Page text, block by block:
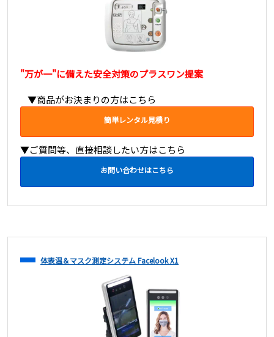
"万が一"に備えた安全対策のプラスワン提案
▼商品がお決まりの方はこちら
簡単レンタル見積り
▼ご質問等、直接相談したい方はこちら
お問い合わせはこちら
体表温＆マスク測定システム Facelook X1